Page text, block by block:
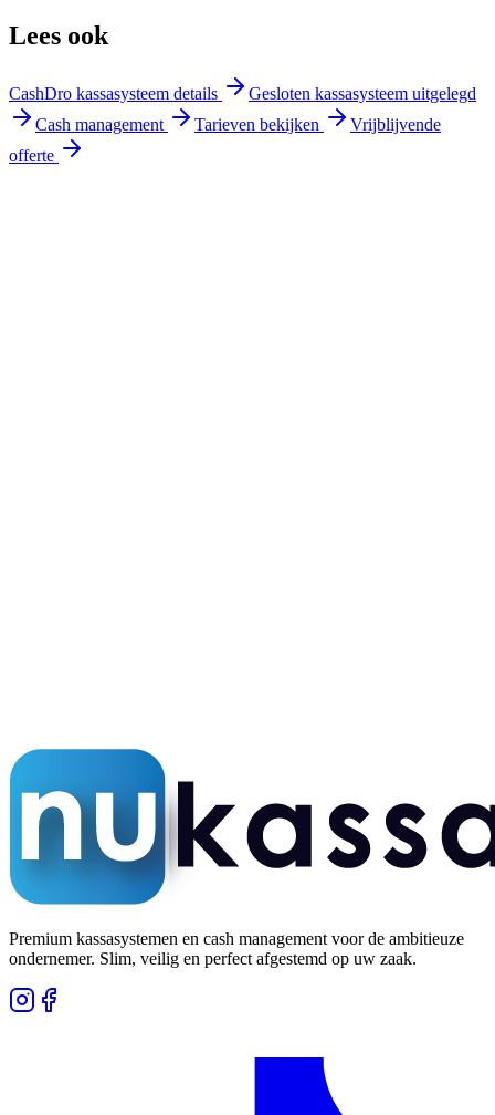
Lees ook
CashDro kassasysteem details
Gesloten kassasysteem uitgelegd
Cash management
Tarieven bekijken
Vrijblijvende
offerte
Premium kassasystemen en cash management voor de ambitieuze
ondernemer. Slim, veilig en perfect afgestemd op uw zaak.